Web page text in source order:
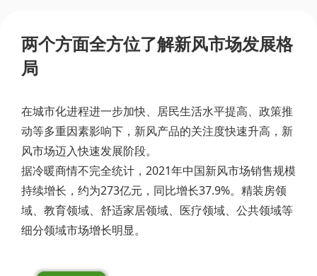
两个方面全方位了解新风市场发展格
局
在城市化进程进一步加快、居民生活水平提高、政策推
动等多重因素影响下，新风产品的关注度快速升高，新
风市场迈入快速发展阶段。
据冷暖商情不完全统计，2021年中国新风市场销售规模
持续增长，约为273亿元，同比增长37.9%。精装房领
域、教育领域、舒适家居领域、医疗领域、公共领域等
细分领域市场增长明显。